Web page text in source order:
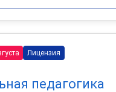
Лицензия
педагогика